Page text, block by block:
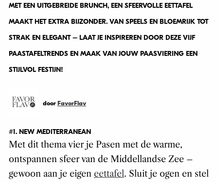
MET EEN UITGEBREIDE BRUNCH, EEN SFEERVOLLE EETTAFEL
MAAKT HET EXTRA BIJZONDER. VAN SPEELS EN BLOEMRIJK TOT
STRAK EN ELEGANT – LAAT JE INSPIREREN DOOR DEZE VIJF
PAASTAFELTRENDS EN MAAK VAN JOUW PAASVIERING EEN
STIJLVOL FESTIJN!
door FavorFlav
#1. NEW MEDITERRANEAN
Met dit thema vier je Pasen met de warme,
ontspannen sfeer van de Middellandse Zee –
gewoon aan je eigen eettafel. Sluit je ogen en stel